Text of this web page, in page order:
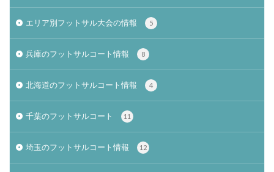
エリア別フットサル大会の情報 5
兵庫のフットサルコート情報 8
北海道のフットサルコート情報 4
千葉のフットサルコート 11
埼玉のフットサルコート情報 12